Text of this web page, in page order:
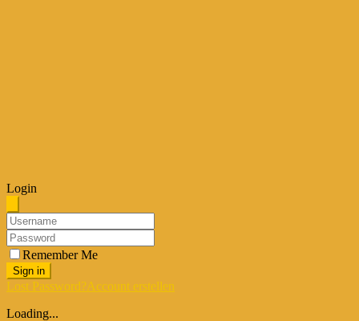
Login
Remember Me
Sign in
Lost Password?Account erstellen
Loading...